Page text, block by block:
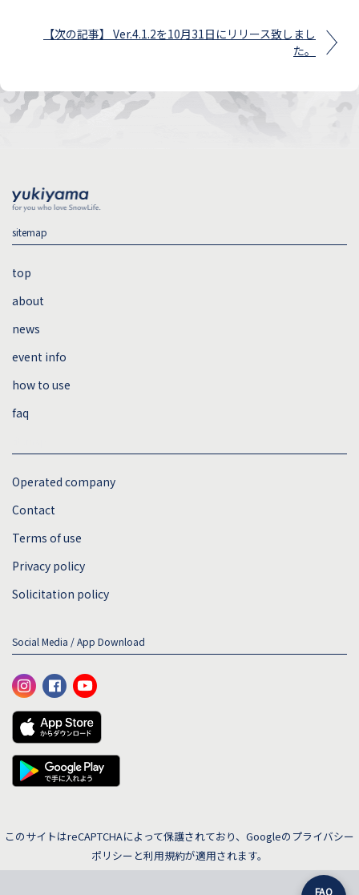
【次の記事】 Ver.4.1.2を10月31日にリリース致しまし
た。
sitemap
top
about
news
event info
how to use
faq
Operated company
Contact
Terms of use
Privacy policy
Solicitation policy
Social Media / App Download
このサイトはreCAPTCHAによって保護されており、Googleの プライバシー
ポリシー と利用規約が適用されます。
FAQ